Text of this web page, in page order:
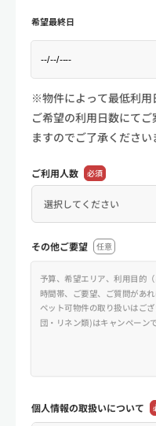
希望最終日
※物件によって最低利用
ご希望の利用日数にて
ますのでご了承ください
ご利用人数 必須
その他ご要望 任意
個人情報の取扱いについて